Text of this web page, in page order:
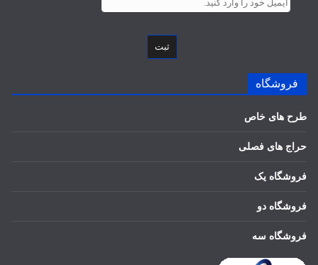
ثبت
فروشگاه
طرح های خاص
حراج های فصلی
فروشگاه یک
فروشگاه دو
فروشگاه سه